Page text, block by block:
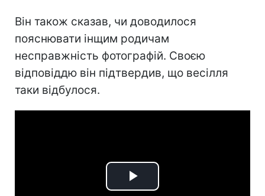
Він також сказав, чи доводилося
пояснювати інщим родичам
несправжність фотографій. Своєю
відповіддю він підтвердив, що весілля
таки відбулося.
Play